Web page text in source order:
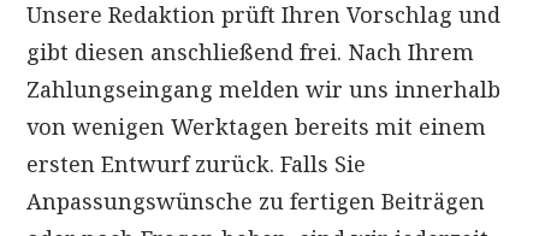
Unsere Redaktion prüft Ihren Vorschlag und
gibt diesen anschließend frei. Nach Ihrem
Zahlungseingang melden wir uns innerhalb
von wenigen Werktagen bereits mit einem
ersten Entwurf zurück. Falls Sie
Anpassungswünsche zu fertigen Beiträgen